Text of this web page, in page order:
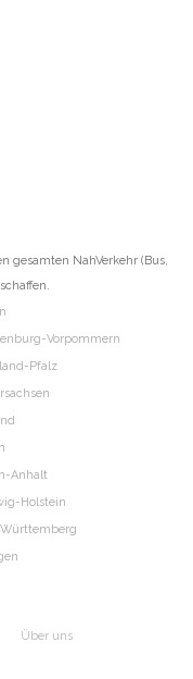
gesamten NahVerkehr (Bus,
Vorpommern
Pfalz
Anhalt
Holstein
Über uns